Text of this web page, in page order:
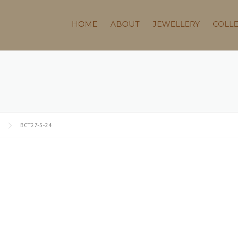
HOME ABOUT JEWELLERY
BCT27-5-24